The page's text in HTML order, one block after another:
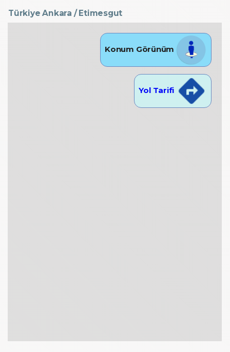
Türkiye Ankara / Etimesgut
Konum Görünüm
Yol Tarifi